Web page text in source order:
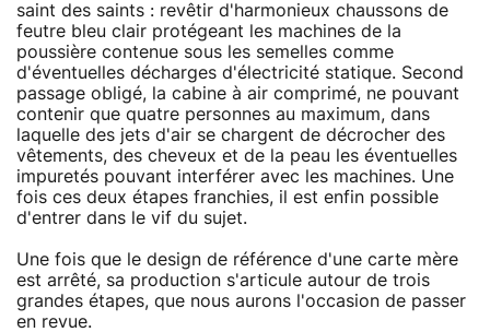
saint des saints : revêtir d'harmonieux chaussons de
feutre bleu clair protégeant les machines de la
poussière contenue sous les semelles comme
d'éventuelles décharges d'électricité statique. Second
passage obligé, la cabine à air comprimé, ne pouvant
contenir que quatre personnes au maximum, dans
laquelle des jets d'air se chargent de décrocher des
vêtements, des cheveux et de la peau les éventuelles
impuretés pouvant interférer avec les machines. Une
fois ces deux étapes franchies, il est enfin possible
d'entrer dans le vif du sujet.
Une fois que le design de référence d'une carte mère
est arrêté, sa production s'articule autour de trois
grandes étapes, que nous aurons l'occasion de passer
en revue.